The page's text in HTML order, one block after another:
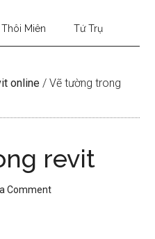
Miên Tứ Trụ
online / Vẽ tường trong
revit
Comment